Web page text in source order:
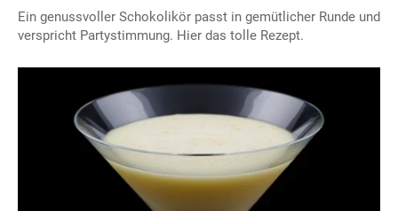
Ein genussvoller Schokolikör passt in gemütlicher Runde und
verspricht Partystimmung. Hier das tolle Rezept.